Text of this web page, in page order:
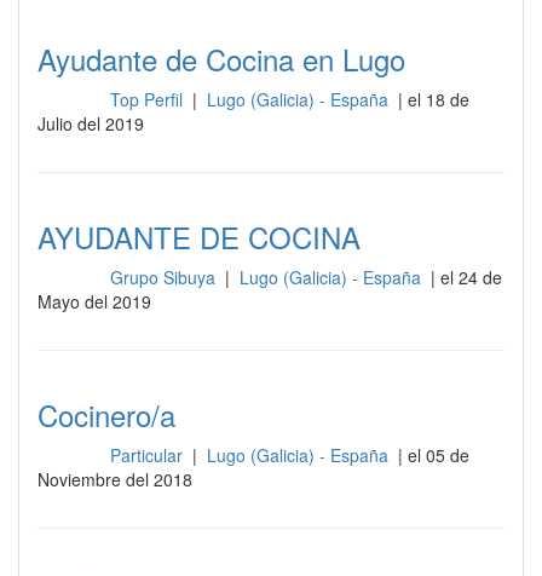
Ayudante de Cocina en Lugo
Top Perfil | Lugo (Galicia) - España | el 18 de
Julio del 2019
AYUDANTE DE COCINA
Grupo Sibuya | Lugo (Galicia) - España | el 24 de
Mayo del 2019
Cocinero/a
Particular | Lugo (Galicia) - España | el 05 de
Noviembre del 2018